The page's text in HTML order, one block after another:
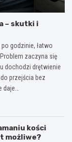
– skutki i
godzinie, łatwo
zaczyna się
dochodzi drętwienie
przejścia bez
kości
możliwe?